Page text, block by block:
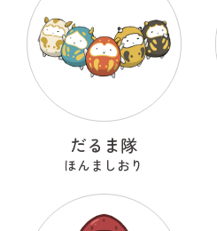
だるま隊
ほんましおり